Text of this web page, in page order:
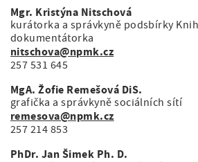
Mgr. Kristýna Nitschová
kurátorka a správkyně podsbírky
dokumentátorka
nitschova@npmk.cz
257 531 645
MgA. Žofie Remešová DiS.
grafička a správkyně sociálních sítí
remesova@npmk.cz
257 214 853
PhDr. Jan Šimek Ph. D.